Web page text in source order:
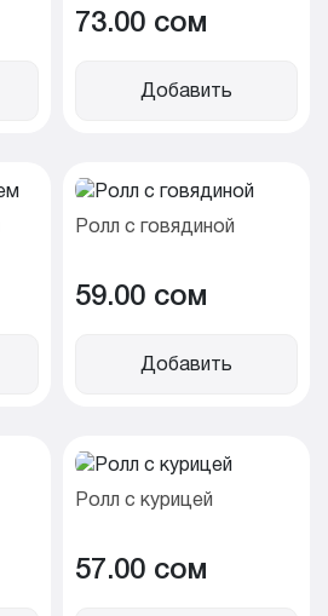
73.00 cом
Добавить
Ролл с говядиной
59.00 cом
Добавить
Ролл с курицей
57.00 cом